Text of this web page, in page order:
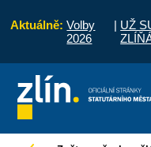
Aktuálně: Volby
2026
| UŽ